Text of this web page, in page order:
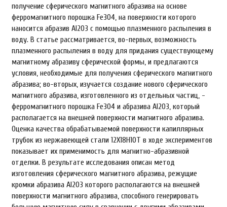
получение сферического магнитного абразива на основе
ферромагнитного порошка Fe3O4, на поверхности которого
наносится абразив Al2О3 с помощью плазменного распыления в
воду. В статье рассматривается, во-первых, возможность
плазменного распыления в воду для придания существующему
магнитному абразиву сферической формы, и предлагаются
условия, необходимые для получения сферического магнитного
абразива; во-вторых, изучается создание нового сферического
магнитного абразива, изготовленного из отдельных частиц, -
ферромагнитного порошка Fe3O4 и абразива Al2О3, который
располагается на внешней поверхности магнитного абразива.
Оценка качества обрабатываемой поверхности капиллярных
трубок из нержавеющей стали 12Х18Н10Т в ходе экспериментов
показывает их применимость для магнитно-абразивной
отделки. В результате исследования описан метод
изготовления сферического магнитного абразива, режущие
кромки абразива Al2О3 которого располагаются на внешней
поверхности магнитного абразива, способного генерировать